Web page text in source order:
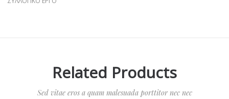
Related Products
Sed vitae eros a quam malesuada porttitor nec nec